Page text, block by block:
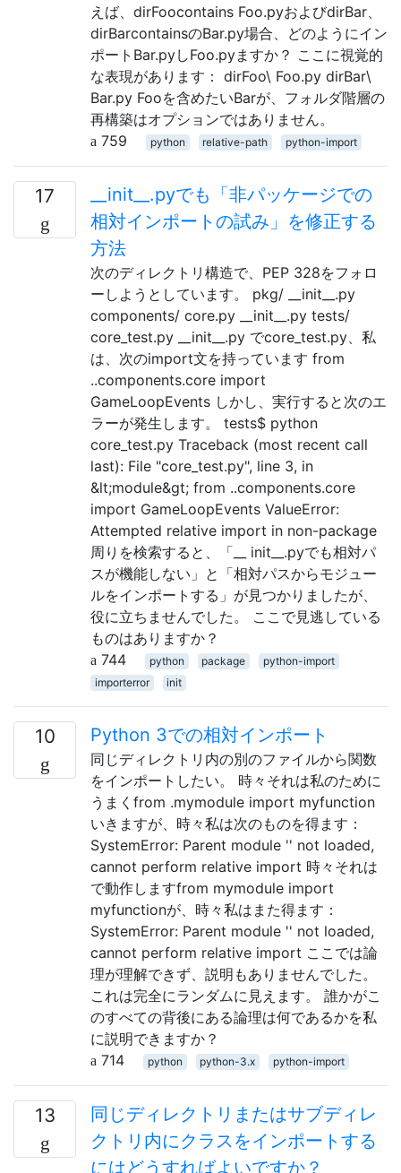
えば、dirFoocontains Foo.pyおよびdirBar、
dirBarcontainsのBar.py場合、どのようにイン
ポートBar.pyしFoo.pyますか？ ここに視覚的
な表現があります： dirFoo\ Foo.py dirBar\
Bar.py Fooを含めたいBarが、フォルダ階層の
再構築はオプションではありません。
759
python relative-path python-import
17
__init__.pyでも「非パッケージでの
相対インポートの試み」を修正する
方法
次のディレクトリ構造で、PEP 328をフォロ
ーしようとしています。 pkg/ __init__.py
components/ core.py __init__.py tests/
core_test.py __init__.py でcore_test.py、私
は、次のimport文を持っています from
..components.core import
GameLoopEvents しかし、実行すると次のエ
ラーが発生します。 tests$ python
core_test.py Traceback (most recent call
last): File "core_test.py", line 3, in
&lt;module&gt; from ..components.core
import GameLoopEvents ValueError:
Attempted relative import in non-package
周りを検索すると、「__ init__.pyでも相対パ
スが機能しない」と「相対パスからモジュー
ルをインポートする」が見つかりましたが、
役に立ちませんでした。 ここで見逃している
ものはありますか？
744
python package
python-import
importerror
init
10 Python 3での相対インポート
同じディレクトリ内の別のファイルから関数
をインポートしたい。 時々それは私のために
うまくfrom .mymodule import myfunction
いきますが、時々私は次のものを得ます：
SystemError: Parent module '' not loaded,
cannot perform relative import 時々それは
で動作しますfrom mymodule import
myfunctionが、時々私はまた得ます：
SystemError: Parent module '' not loaded,
cannot perform relative import ここでは論
理が理解できず、説明もありませんでした。
これは完全にランダムに見えます。 誰かがこ
のすべての背後にある論理は何であるかを私
に説明できますか？
714
python python-3.x python-import
13
同じディレクトリまたはサブディレ
クトリ内にクラスをインポートする
にはどうすればよいですか？